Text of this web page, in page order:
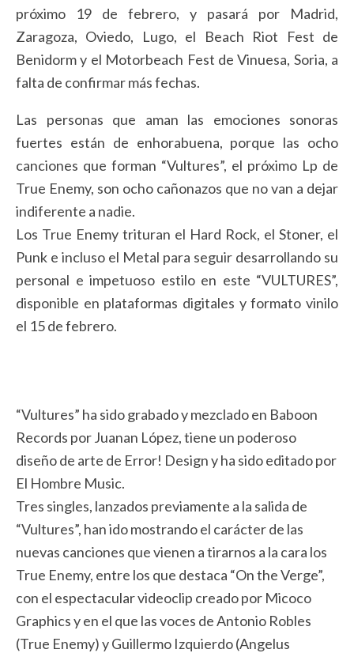
próximo 19 de febrero, y pasará por Madrid,
Zaragoza, Oviedo, Lugo, el Beach Riot Fest de
Benidorm y el Motorbeach Fest de Vinuesa, Soria, a
falta de confirmar más fechas.
Las personas que aman las emociones sonoras
fuertes están de enhorabuena, porque las ocho
canciones que forman “Vultures”, el próximo Lp de
True Enemy, son ocho cañonazos que no van a dejar
indiferente a nadie.
Los True Enemy trituran el Hard Rock, el Stoner, el
Punk e incluso el Metal para seguir desarrollando su
personal e impetuoso estilo en este “VULTURES”,
disponible en plataformas digitales y formato vinilo
el 15 de febrero.
“Vultures” ha sido grabado y mezclado en Baboon
Records por Juanan López, tiene un poderoso
diseño de arte de Error! Design y ha sido editado por
El Hombre Music.
Tres singles, lanzados previamente a la salida de
“Vultures”, han ido mostrando el carácter de las
nuevas canciones que vienen a tirarnos a la cara los
True Enemy, entre los que destaca “On the Verge”,
con el espectacular videoclip creado por Micoco
Graphics y en el que las voces de Antonio Robles
(True Enemy) y Guillermo Izquierdo (Angelus